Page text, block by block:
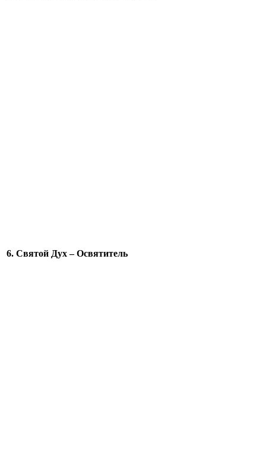
6. Святой Дух – Освятитель